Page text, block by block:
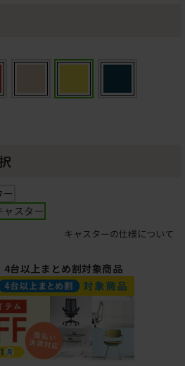
スター
キャスターの仕様について
台以上まとめ割対象商品